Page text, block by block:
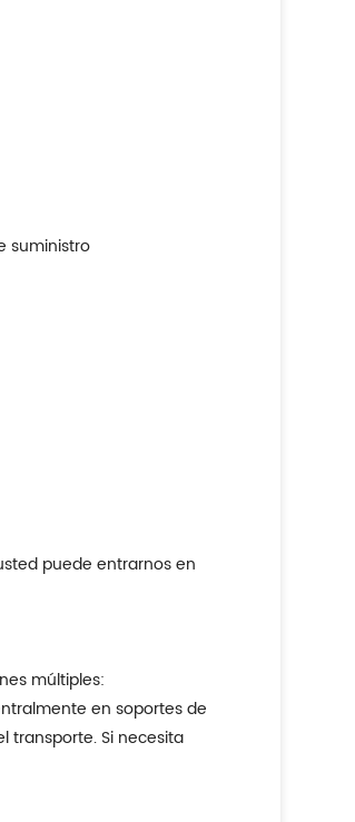
suministro
múltiples:
en soportes de
transporte. Si necesita